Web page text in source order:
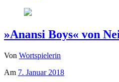
»Anansi Boys« von
Von Wortspielerin
Am 7. Januar 2018